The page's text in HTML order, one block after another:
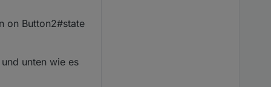
on Button2#state
unten wie es